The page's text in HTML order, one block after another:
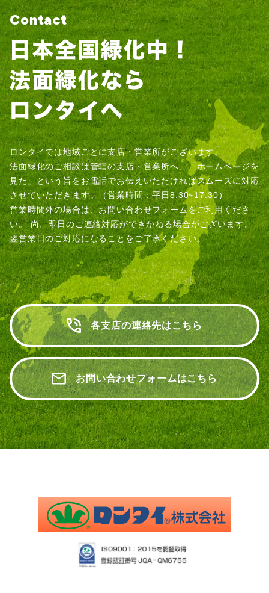
Contact
ロンタイでは地域ごとに支店・営業所がございます。
法面緑化のご相談は管轄の支店・営業所へ、「ホームページを
見た」という旨をお電話でお伝えいただければスムーズに対応
させていただきます。（営業時間：平日8:30~17:30）
営業時間外の場合は、お問い合わせフォームをご利用くださ
い。尚、即日のご連絡対応ができかねる場合がございます。
翌営業日のご対応になることをご了承ください。
各支店の連絡先はこちら
お問い合わせフォームはこちら